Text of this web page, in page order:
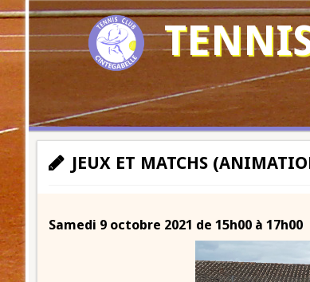
JEUX ET MATCHS
Samedi 9 octobre 2021 de 15h00 à 17h00